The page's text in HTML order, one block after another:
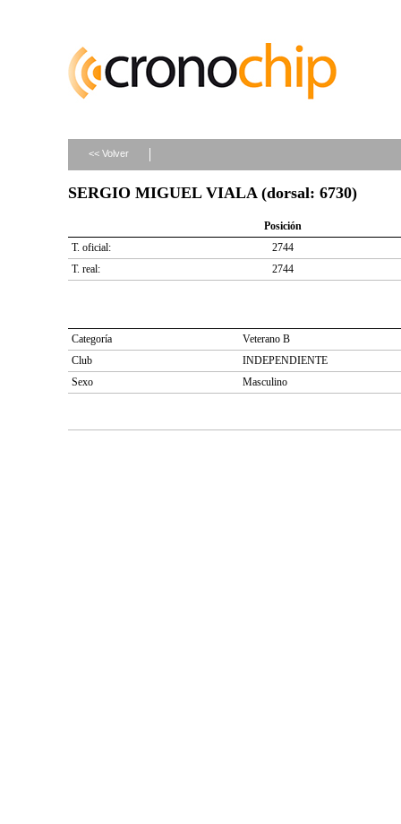
<< Volver
SERGIO MIGUEL VIALA (dorsal: 6730)
Posición
T. oficial:
2744
T. real:
2744
Categoría
Veterano B
Club
INDEPENDIENTE
Sexo
Masculino